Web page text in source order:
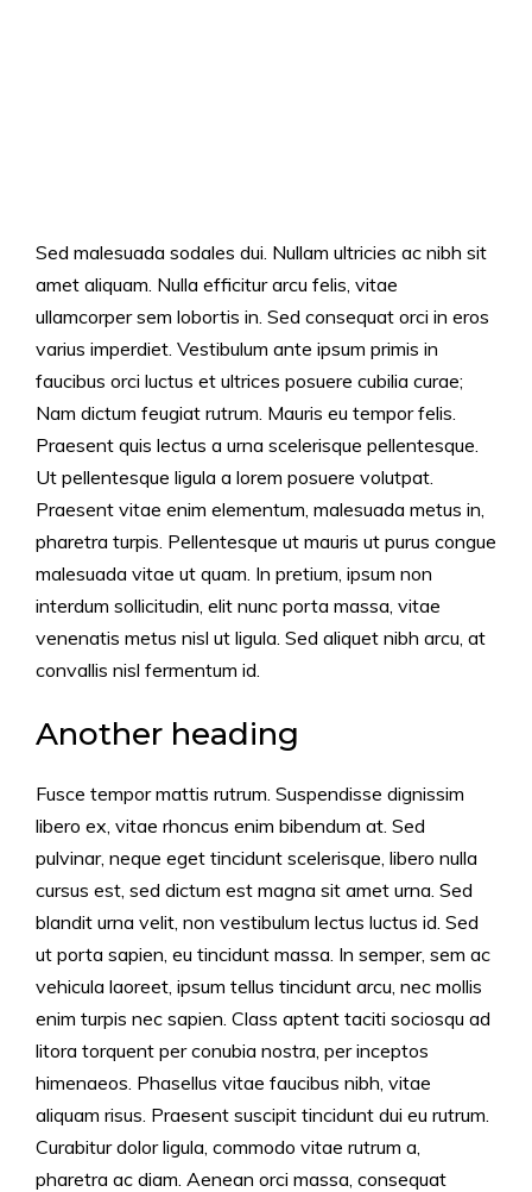
Sed malesuada sodales dui. Nullam ultricies ac nibh sit
amet aliquam. Nulla efficitur arcu felis, vitae
ullamcorper sem lobortis in. Sed consequat orci in eros
varius imperdiet. Vestibulum ante ipsum primis in
faucibus orci luctus et ultrices posuere cubilia curae;
Nam dictum feugiat rutrum. Mauris eu tempor felis.
Praesent quis lectus a urna scelerisque pellentesque.
Ut pellentesque ligula a lorem posuere volutpat.
Praesent vitae enim elementum, malesuada metus in,
pharetra turpis. Pellentesque ut mauris ut purus congue
malesuada vitae ut quam. In pretium, ipsum non
interdum sollicitudin, elit nunc porta massa, vitae
venenatis metus nisl ut ligula. Sed aliquet nibh arcu, at
convallis nisl fermentum id.
Another heading
Fusce tempor mattis rutrum. Suspendisse dignissim
libero ex, vitae rhoncus enim bibendum at. Sed
pulvinar, neque eget tincidunt scelerisque, libero nulla
cursus est, sed dictum est magna sit amet urna. Sed
blandit urna velit, non vestibulum lectus luctus id. Sed
ut porta sapien, eu tincidunt massa. In semper, sem ac
vehicula laoreet, ipsum tellus tincidunt arcu, nec mollis
enim turpis nec sapien. Class aptent taciti sociosqu ad
litora torquent per conubia nostra, per inceptos
himenaeos. Phasellus vitae faucibus nibh, vitae
aliquam risus. Praesent suscipit tincidunt dui eu rutrum.
Curabitur dolor ligula, commodo vitae rutrum a,
pharetra ac diam. Aenean orci massa, consequat